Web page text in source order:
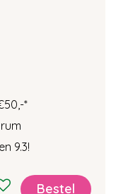
*
9.3!